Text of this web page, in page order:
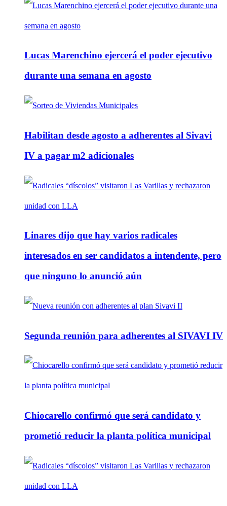
Lucas Marenchino ejercerá el poder ejecutivo
durante una semana en agosto
Habilitan desde agosto a adherentes al Sivavi
IV a pagar m2 adicionales
Linares dijo que hay varios radicales
interesados en ser candidatos a intendente, pero
que ninguno lo anunció aún
Segunda reunión para adherentes al SIVAVI IV
Chiocarello confirmó que será candidato y
prometió reducir la planta política municipal